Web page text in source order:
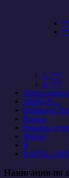
3. ***
4. ***
Лента
ОКНО В…
Открытое
Планы
Рекомен-дуем
Форум
Я
КАРТА
Навигация по